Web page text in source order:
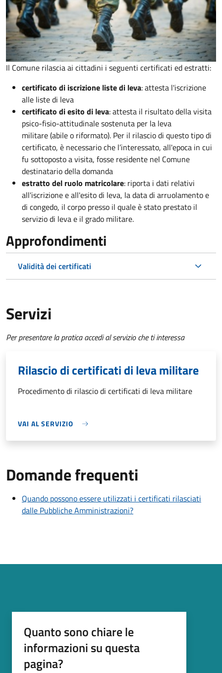
Il Comune rilascia ai cittadini i seguenti certificati ed estratti:
certificato di iscrizione liste di leva: attesta l'iscrizione
alle liste di leva
certificato di esito di leva: attesta il risultato della visita
psico-fisio-attitudinale sostenuta per la leva
militare (abile o riformato). Per il rilascio di questo tipo di
certificato, è necessario che l’interessato, all'epoca in cui
fu sottoposto a visita, fosse residente nel Comune
destinatario della domanda
estratto del ruolo matricolare: riporta i dati relativi
all'iscrizione e all'esito di leva, la data di arruolamento e
di congedo, il corpo presso il quale è stato prestato il
servizio di leva e il grado militare.
Approfondimenti
Validità dei certificati
Servizi
Per presentare la pratica accedi al servizio che ti interessa
Rilascio di certificati di leva militare
Procedimento di rilascio di certificati di leva militare
VAI AL SERVIZIO
Domande frequenti
Quando possono essere utilizzati i certificati rilasciati
dalle Pubbliche Amministrazioni?
Quanto sono chiare le
informazioni su questa
pagina?